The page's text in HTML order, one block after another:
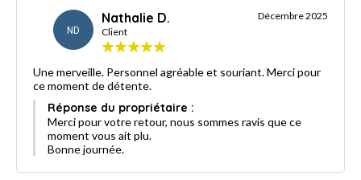
ND
Nathalie D.
Client
Décembre 2025
Une merveille. Personnel agréable et souriant. Merci pour
ce moment de détente.
Réponse du propriétaire :
Merci pour votre retour, nous sommes ravis que ce
moment vous ait plu.
Bonne journée.